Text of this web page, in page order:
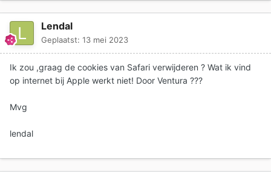
Lendal
Geplaatst: 13 mei 2023
Ik zou ,graag de cookies van Safari verwijderen ? Wat ik vind
op internet bij Apple werkt niet! Door Ventura ???
Mvg
lendal